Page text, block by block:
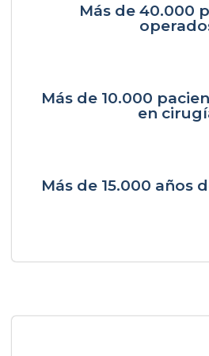
Más de 40.000
Más de 10.000
en
Más de 15.000 años